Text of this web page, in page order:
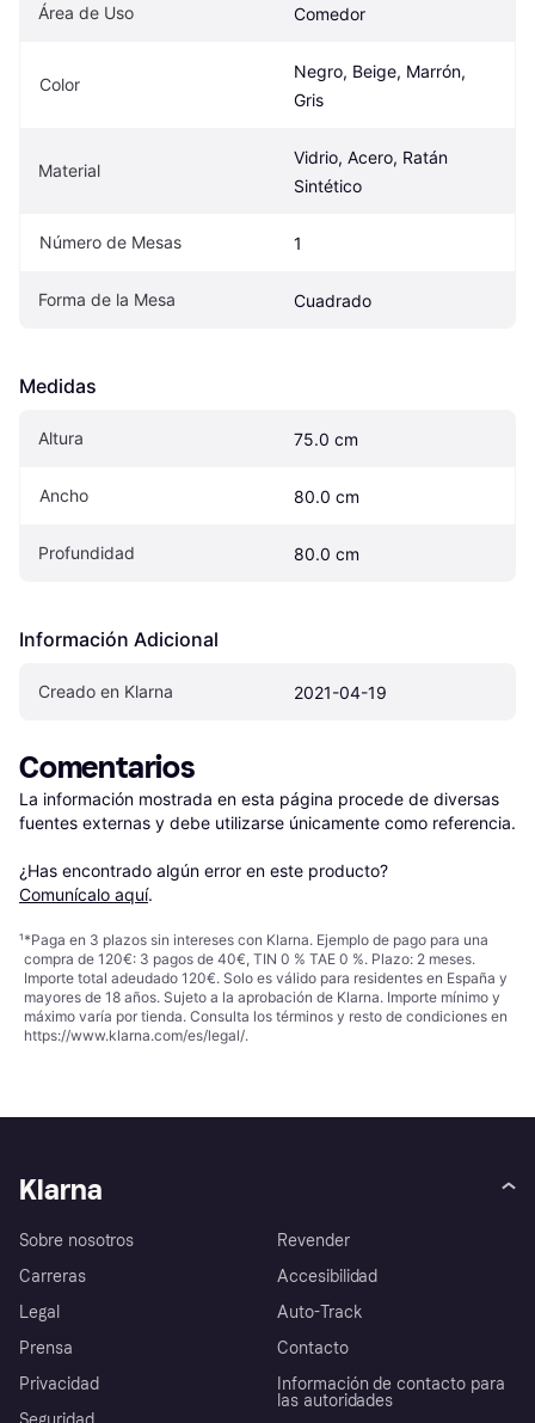
Área de Uso Comedor
Color
Negro, Beige, Marrón,
Gris
Material
Vidrio, Acero, Ratán
Sintético
Número de Mesas 1
Forma de la Mesa Cuadrado
Medidas
Altura 75.0 cm
Ancho 80.0 cm
Profundidad 80.0 cm
Información Adicional
Creado en Klarna 2021-04-19
Comentarios
La información mostrada en esta página procede de diversas
fuentes externas y debe utilizarse únicamente como referencia.
¿Has encontrado algún error en este producto?
Comunícalo aquí.
¹*Paga en 3 plazos sin intereses con Klarna. Ejemplo de pago para una
compra de 120€: 3 pagos de 40€, TIN 0 % TAE 0 %. Plazo: 2 meses.
Importe total adeudado 120€. Solo es válido para residentes en España y
mayores de 18 años. Sujeto a la aprobación de Klarna. Importe mínimo y
máximo varía por tienda. Consulta los términos y resto de condiciones en
https://www.klarna.com/es/legal/.
Klarna
Sobre nosotros
Carreras
Legal
Prensa
Privacidad
Revender
Accesibilidad
Auto-Track
Contacto
Información de contacto para
las autoridades